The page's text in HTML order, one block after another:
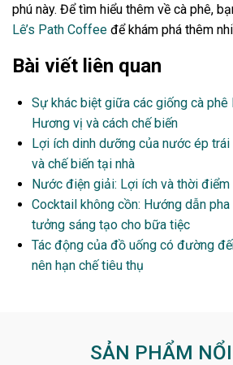
phú này. Để tìm hiểu thêm về cà phê,
Lê’s Path Coffee để khám phá thêm
Bài viết liên quan
Sự khác biệt giữa các giống cà phê
Hương vị và cách chế biến
Lợi ích dinh dưỡng của nước ép trái
và chế biến tại nhà
Nước điện giải: Lợi ích và thời
Cocktail không cồn: Hướng dẫn
tưởng sáng tạo cho bữa tiệc
Tác động của đồ uống có đường
nên hạn chế tiêu thụ
SẢN PHẨM